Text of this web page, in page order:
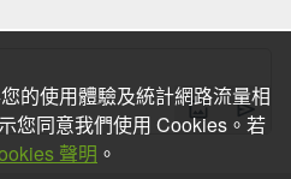
的使用體驗及統計網路流量相
您同意我們使用 Cookies。若
聲明 。